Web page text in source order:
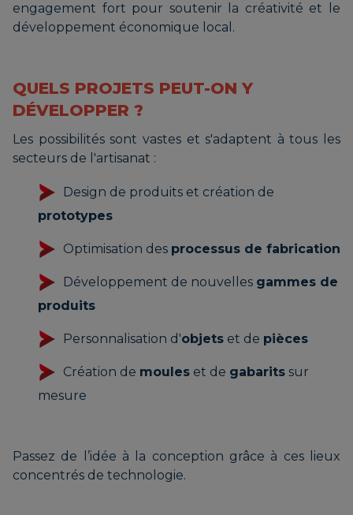
engagement fort pour soutenir la créativité et le
développement économique local.
QUELS PROJETS PEUT-ON Y
DÉVELOPPER ?
Les possibilités sont vastes et s'adaptent à tous les
secteurs de l'artisanat :
Design de produits et création de
prototypes
Optimisation des processus de fabrication
Développement de nouvelles gammes de
produits
Personnalisation d'objets et de pièces
Création de moules et de gabarits sur
mesure
Passez de l’idée à la conception grâce à ces lieux
concentrés de technologie.